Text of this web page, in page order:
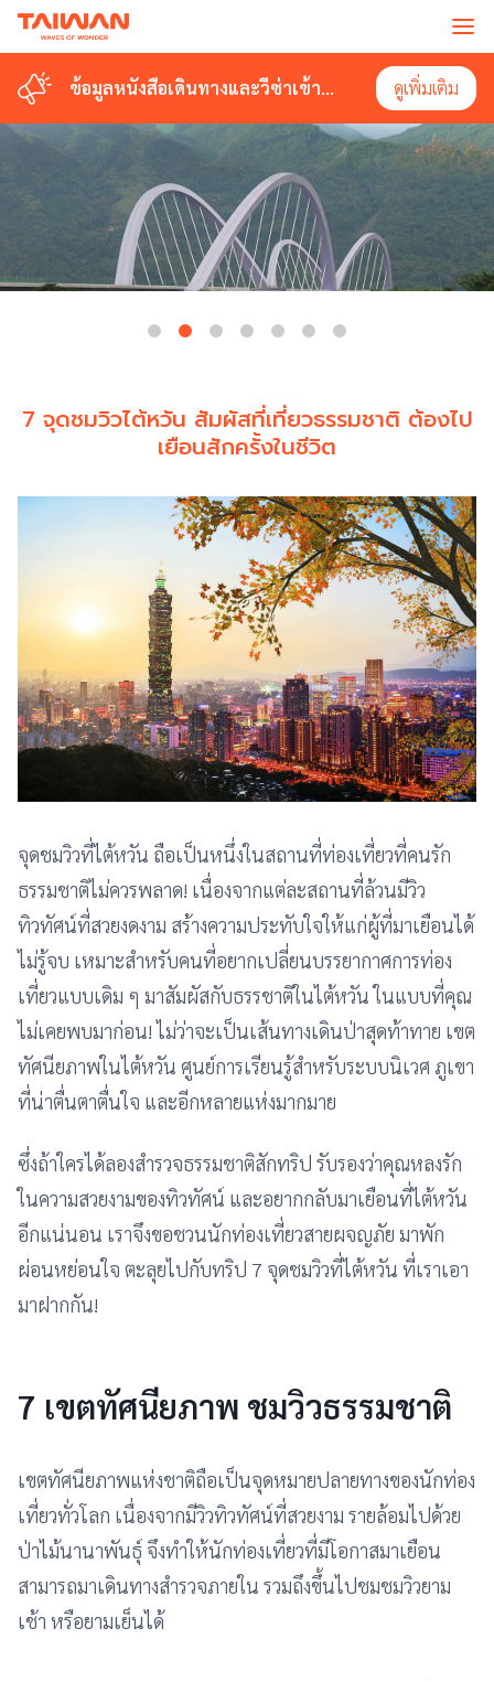
ข้อมูลหนังสือเดินทางและวีซ่าเข้า
ดูเพิ่มเติม
7 จุดชมวิวไต้หวัน สัมผัสที่เที่ยวธรรมชาติ ต้องไป
เยือนสักครั้งในชีวิต
จุดชมวิวที่ไต้หวัน ถือเป็นหนึ่งในสถานที่ท่องเที่ยวที่คนรัก
ธรรมชาติไม่ควรพลาด! เนื่องจากแต่ละสถานที่ล้วนมีวิว
ทิวทัศน์ที่สวยงดงาม สร้างความประทับใจให้แก่ผู้ที่มาเยือนได้
ไม่รู้จบ เหมาะสำหรับคนที่อยากเปลี่ยนบรรยากาศการท่อง
เที่ยวแบบเดิม ๆ มาสัมผัสกับธรรชาติในไต้หวัน ในแบบที่คุณ
ไม่เคยพบมาก่อน! ไม่ว่าจะเป็นเส้นทางเดินป่าสุดท้าทาย เขต
ทัศนียภาพในไต้หวัน ศูนย์การเรียนรู้สำหรับระบบนิเวศ ภูเขา
ที่น่าตื่นตาตื่นใจ และอีกหลายแห่งมากมาย
ซึ่งถ้าใครได้ลองสำรวจธรรมชาติสักทริป รับรองว่าคุณหลงรัก
ในความสวยงามของทิวทัศน์ และอยากกลับมาเยือนที่ไต้หวัน
อีกแน่นอน เราจึงขอชวนนักท่องเที่ยวสายผจญภัย มาพัก
ผ่อนหย่อนใจ ตะลุยไปกับทริป 7 จุดชมวิวที่ไต้หวัน ที่เราเอา
มาฝากกัน!
7 เขตทัศนียภาพ ชมวิวธรรมชาติ
เขตทัศนียภาพแห่งชาติถือเป็นจุดหมายปลายทางของนักท่อง
เที่ยวทั่วโลก เนื่องจากมีวิวทิวทัศน์ที่สวยงาม รายล้อมไปด้วย
ป่าไม้นานาพันธุ์ จึงทำให้นักท่องเที่ยวที่มีโอกาสมาเยือน
สามารถมาเดินทางสำรวจภายใน รวมถึงขึ้นไปชมชมวิวยาม
เช้า หรือยามเย็นได้